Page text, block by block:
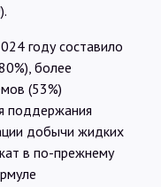
году составило
более
(53%)
поддержания
добычи жидких
в по-прежнему